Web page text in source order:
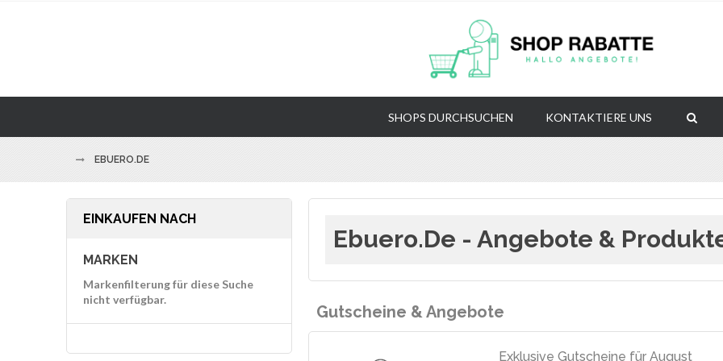
SHOPS DURCHSUCHEN KONTAKTIERE UNS
EBUERO.DE
Ebuero.de - Angebote &
Gutscheine & Angebote
Exklusive Gutscheine für August
EINKAUFEN NACH
MARKEN
Markenfilterung für diese Suche
nicht verfügbar.